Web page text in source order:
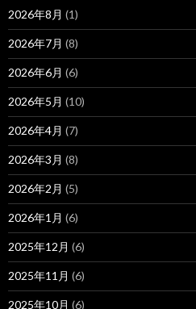
2026年8月 (1)
2026年7月 (8)
2026年6月 (6)
2026年5月 (10)
2026年4月 (7)
2026年3月 (8)
2026年2月 (5)
2026年1月 (6)
2025年12月 (6)
2025年11月 (6)
2025年10月 (6)